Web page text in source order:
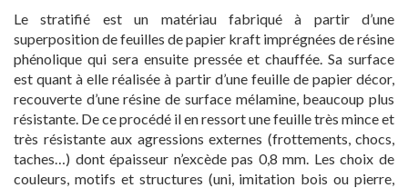
Le stratifié est un matériau fabriqué à partir d’une
superposition de feuilles de papier kraft imprégnées de résine
phénolique qui sera ensuite pressée et chauffée. Sa surface
est quant à elle réalisée à partir d’une feuille de papier décor,
recouverte d’une résine de surface mélamine, beaucoup plus
résistante. De ce procédé il en ressort une feuille très mince et
très résistante aux agressions externes (frottements, chocs,
taches…) dont épaisseur n’excède pas 0,8 mm. Les choix de
couleurs, motifs et structures (uni, imitation bois ou pierre,